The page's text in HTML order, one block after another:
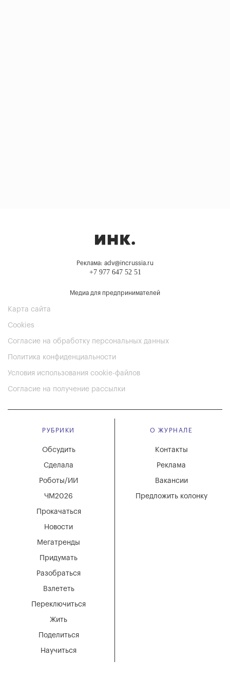
Реклама: adv@incrussia.ru
+7 977 647 52 51
Медиа для предпринимателей
Карта сайта
Cookies
Согласие на обработку персональных данных
Политика конфиденциальности
Условия использования cookie-файлов
Согласие на получение рассылки
РУБРИКИ
Мегатренды
Придумать
Разобраться
Взлететь
Новости
Переключиться
Жить
Поделиться
Научиться
Обсудить
Сделала
Роботы/ИИ
ЧМ2026
Прокачаться
О ЖУРНАЛЕ
Вакансии
Реклама
Контакты
Предложить колонку